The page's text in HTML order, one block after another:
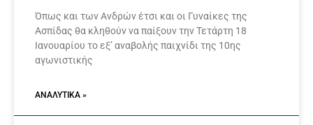
Όπως και των Ανδρών έτσι και οι Γυναίκες της
Ασπίδας θα κληθούν να παίξουν την Τετάρτη 18
Ιανουαρίου το εξ’ αναβολής παιχνίδι της 10ης
αγωνιστικής
ΑΝΑΛΥΤΙΚΆ »